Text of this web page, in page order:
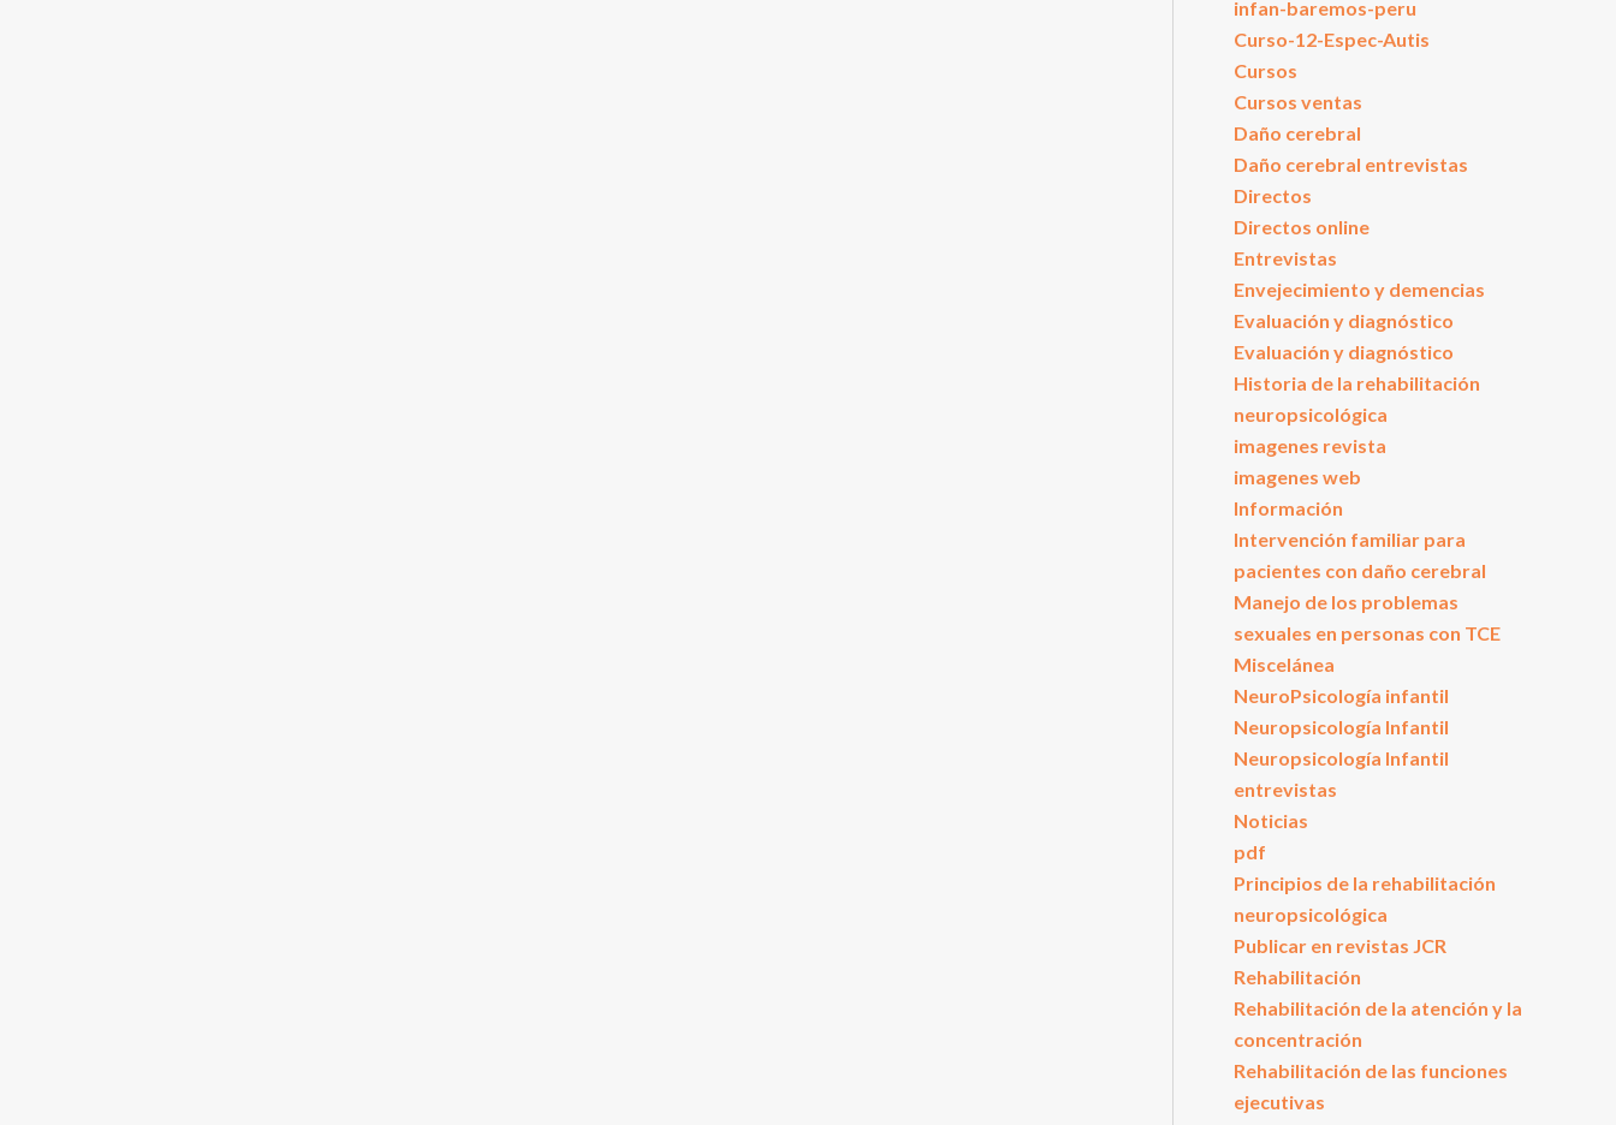
infan-baremos-peru
Curso-12-Espec-Autis
Cursos
Cursos ventas
Daño cerebral
Daño cerebral entrevistas
Directos
Directos online
Entrevistas
Envejecimiento y demencias
Evaluación y diagnóstico
Evaluación y diagnóstico
Historia de la rehabilitación
neuropsicológica
imagenes revista
imagenes web
Información
Intervención familiar para
pacientes con daño cerebral
Manejo de los problemas
sexuales en personas con TCE
Miscelánea
NeuroPsicología infantil
Neuropsicología Infantil
Neuropsicología Infantil
entrevistas
Noticias
pdf
Principios de la rehabilitación
neuropsicológica
Publicar en revistas JCR
Rehabilitación
Rehabilitación de la atención y la
concentración
Rehabilitación de las funciones
ejecutivas